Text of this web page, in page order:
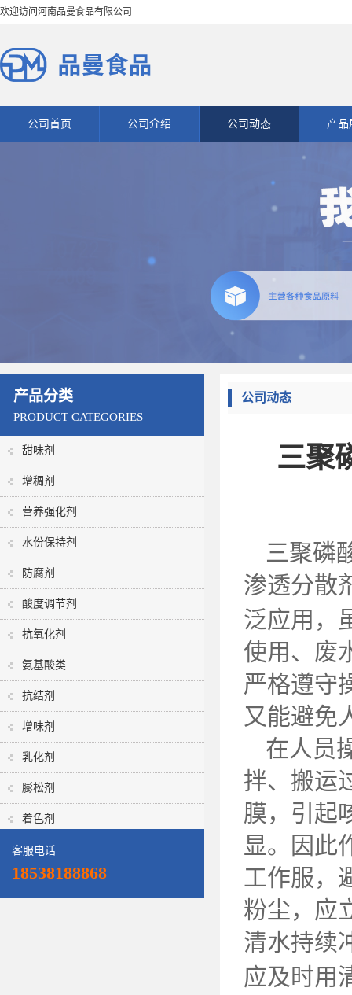
欢迎访问河南品曼食品有限公司
公司首页 公司介绍 公司动态 产品
产品分类
PRODUCT CATEGORIES
甜味剂
增稠剂
营养强化剂
水份保持剂
防腐剂
酸度调节剂
抗氧化剂
氨基酸类
抗结剂
增味剂
乳化剂
膨松剂
着色剂
客服电话
18538188868
公司动态
三聚
三聚磷
渗透分散
泛应用，
使用、废
严格遵守
又能避免
在人员
拌、搬运
膜，引起
显。因此
工作服，
粉尘，应
清水持续
应及时用